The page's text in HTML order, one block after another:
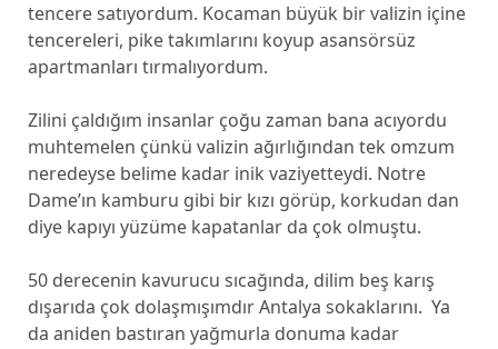
tencere satıyordum. Kocaman büyük bir valizin içine
tencereleri, pike takımlarını koyup asansörsüz
apartmanları tırmalıyordum.
Zilini çaldığım insanlar çoğu zaman bana acıyordu
muhtemelen çünkü valizin ağırlığından tek omzum
neredeyse belime kadar inik vaziyetteydi. Notre
Dame’ın kamburu gibi bir kızı görüp, korkudan dan
diye kapıyı yüzüme kapatanlar da çok olmuştu.
50 derecenin kavurucu sıcağında, dilim beş karış
dışarıda çok dolaşmışımdır Antalya sokaklarını. Ya
da aniden bastıran yağmurla donuma kadar